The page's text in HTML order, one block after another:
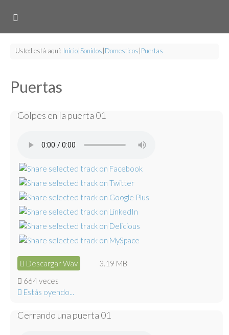
Usted está aquí: Inicio Sonidos Domesticos Puertas
Puertas
Golpes en la puerta 01
Descargar Wav
3.19 MB
664 veces
Estás oyendo...
Cerrando una puerta 01